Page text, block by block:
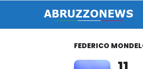
FEDERICO